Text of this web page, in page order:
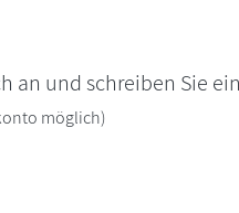
an und schreiben Sie
möglich)